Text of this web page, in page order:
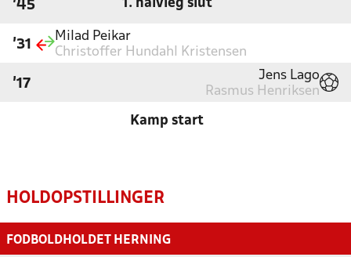
'45 1. halvleg slut
'31
Milad Peikar
Christoffer Hundahl Kristensen
'17
Jens Lago
Rasmus Henriksen
Kamp start
HOLDOPSTILLINGER
FODBOLDHOLDET HERNING